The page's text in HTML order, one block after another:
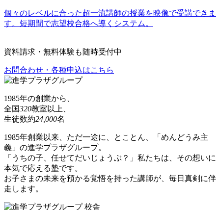
個々のレベルに合った超一流講師の授業を映像で受講できま
す。短期間で志望校合格へ導くシステム。
資料請求・無料体験も随時受付中
お問合わせ・各種申込はこちら
1985年の創業から、
全国320教室以上、
生徒数約24,000名
1985年創業以来、ただ一途に、とことん、「めんどうみ主
義」の進学プラザグループ。
「うちの子、任せてだいじょうぶ？」私たちは、その想いに
本気で応える塾です。
お子さまの未来を預かる覚悟を持った講師が、毎日真剣に伴
走します。